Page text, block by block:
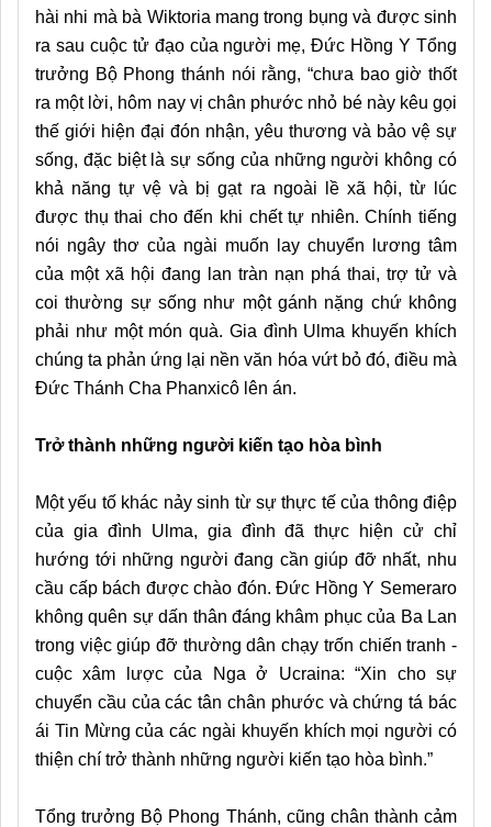
hài nhi mà bà Wiktoria mang trong bụng và được sinh
ra sau cuộc tử đạo của người mẹ, Đức Hồng Y Tổng
trưởng Bộ Phong thánh nói rằng, “chưa bao giờ thốt
ra một lời, hôm nay vị chân phước nhỏ bé này kêu gọi
thế giới hiện đại đón nhận, yêu thương và bảo vệ sự
sống, đặc biệt là sự sống của những người không có
khả năng tự vệ và bị gạt ra ngoài lề xã hội, từ lúc
được thụ thai cho đến khi chết tự nhiên. Chính tiếng
nói ngây thơ của ngài muốn lay chuyển lương tâm
của một xã hội đang lan tràn nạn phá thai, trợ tử và
coi thường sự sống như một gánh nặng chứ không
phải như một món quà. Gia đình Ulma khuyến khích
chúng ta phản ứng lại nền văn hóa vứt bỏ đó, điều mà
Đức Thánh Cha Phanxicô lên án.
Trở thành những người kiến ​​tạo hòa bình
Một yếu tố khác nảy sinh từ sự thực tế của thông điệp
của gia đình Ulma, gia đình đã thực hiện cử chỉ
hướng tới những người đang cần giúp đỡ nhất, nhu
cầu cấp bách được chào đón. Đức Hồng Y Semeraro
không quên sự dấn thân đáng khâm phục của Ba Lan
trong việc giúp đỡ thường dân chạy trốn chiến tranh -
cuộc xâm lược của Nga ở Ucraina: “Xin cho sự
chuyển cầu của các tân chân phước và chứng tá bác
ái Tin Mừng của các ngài khuyến khích mọi người có
thiện chí trở thành những người kiến ​​tạo hòa bình.”
Tổng trưởng Bộ Phong Thánh, cũng chân thành cảm